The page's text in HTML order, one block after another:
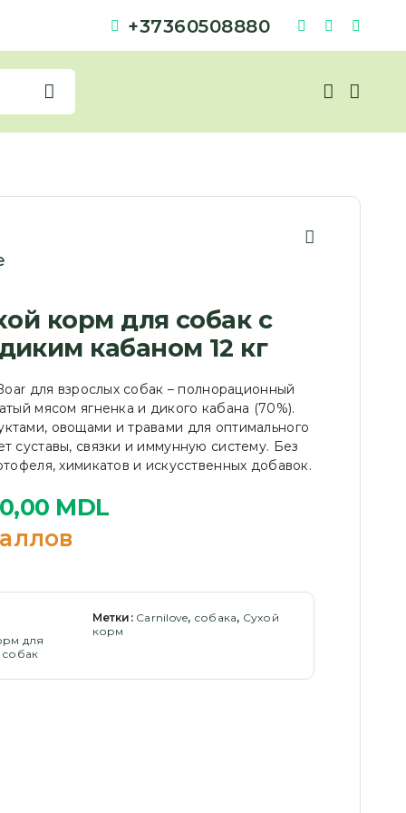
+37360508880
корм для собак с
кабаном 12 кг
для взрослых собак – полнорационный
мясом ягненка и дикого кабана (70%).
овощами и травами для оптимального
суставы, связки и иммунную систему. Без
химикатов и искусственных добавок.
MDL
для
Метки: Carnilove, собака, Сухой
корм